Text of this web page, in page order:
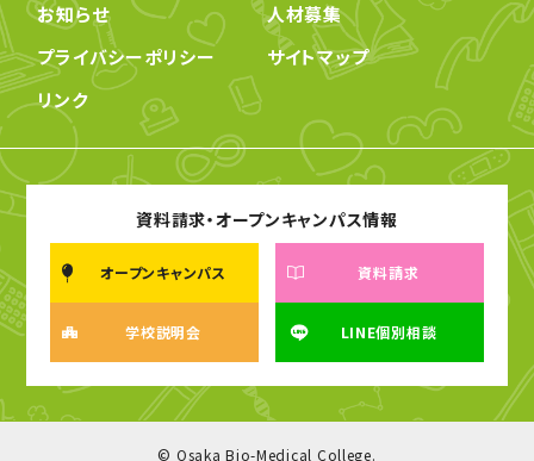
お知らせ
人材募集
プライバシーポリシー
サイトマップ
リンク
資料請求・オープンキャンパス情報
オープンキャンパス 資料請求
学校説明会 LINE個別相談
© Osaka Bio-Medical College.